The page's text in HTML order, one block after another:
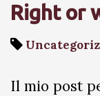
Right or
Il mio post